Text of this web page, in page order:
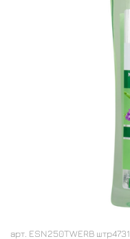
арт. ESN250TWERB штр4731